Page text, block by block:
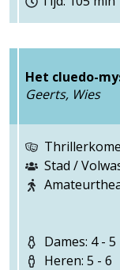
Het cluedo-
Geerts, Wies
Stad /
Dames: 4 - 5
Heren: 5 - 6